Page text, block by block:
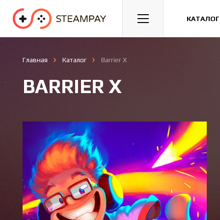
Спорт Гонки Казуальные
Главная Каталог Barrier X
BARRIER X